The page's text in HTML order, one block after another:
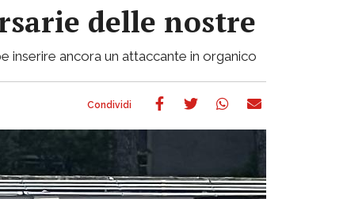
delle nostre
inserire ancora un attaccante in organico